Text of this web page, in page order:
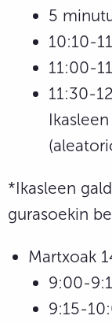
5
10:10-
11:00-
11:30-
*Ikasleen
gurasoekin
Martxoak
9:00-
9:15-